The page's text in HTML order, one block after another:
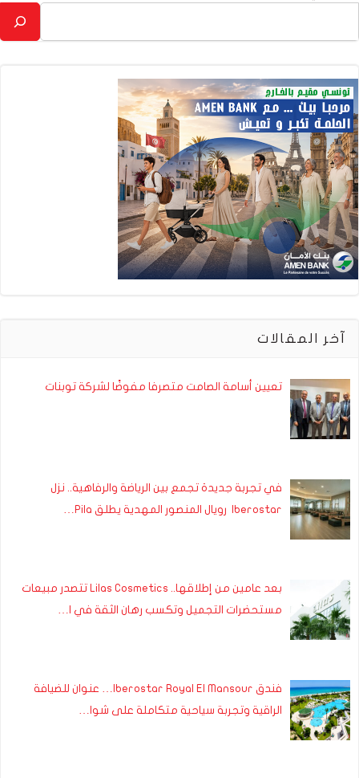
آخر المقالات
تعيين أسامة الصامت متصرفا مفوضًا لشركة توبنات
في تجربة جديدة تجمع بين الرياضة والرفاهية.. نزل
Iberostar رويال المنصور المهدية يطلق Pila…
بعد عامين من إطلاقها.. Lilas Cosmetics تتصدر مبيعات
مستحضرات التجميل وتكسب رهان الثقة في ا…
فندق Iberostar Royal El Mansour… عنوان للضيافة
الراقية وتجربة سياحية متكاملة على شوا…